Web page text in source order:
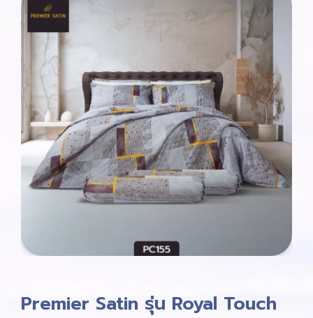
Premier Satin รุ่น Royal Touch